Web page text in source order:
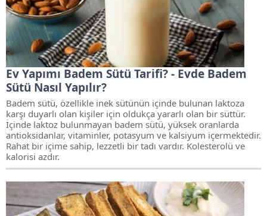
Ev Yapımı Badem Sütü Tarifi? - Evde Badem
Sütü Nasıl Yapılır?
Badem sütü, özellikle inek sütünün içinde bulunan laktoza
karşı duyarlı olan kişiler için oldukça yararlı olan bir süttür.
İçinde laktoz bulunmayan badem sütü, yüksek oranlarda
antioksidanlar, vitaminler, potasyum ve kalsiyum içermektedir.
Rahat bir içime sahip, lezzetli bir tadı vardır. Kolesterolü ve
kalorisi azdır.